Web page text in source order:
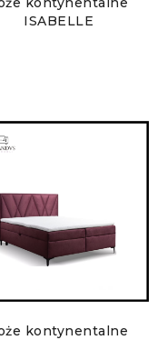
ISABELLE
kontynentalne